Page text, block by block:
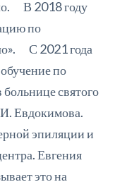
⠀ В 2018 году
по
⠀ С 2021 года
по
святого
Евдокимова.
эпиляции и
Евгения
это на